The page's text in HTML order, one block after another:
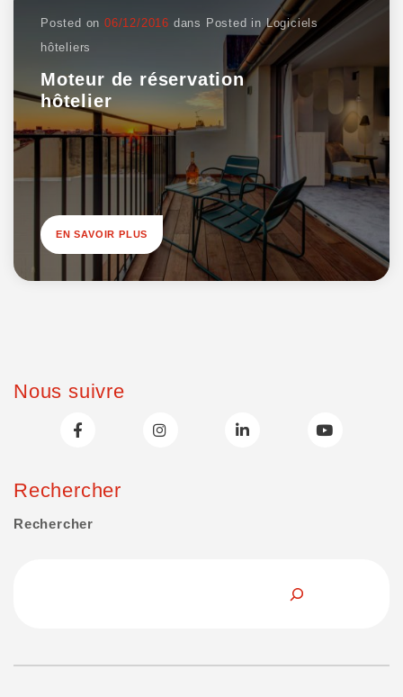
Posted on 06/12/2016 dans Posted inLogiciels
hôteliers
Moteur de réservation
hôtelier
EN SAVOIR PLUS
Nous suivre
Rechercher
Rechercher